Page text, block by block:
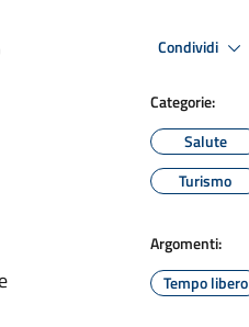
Condividi
Categorie:
Salute
Turismo
Argomenti:
Tempo libero